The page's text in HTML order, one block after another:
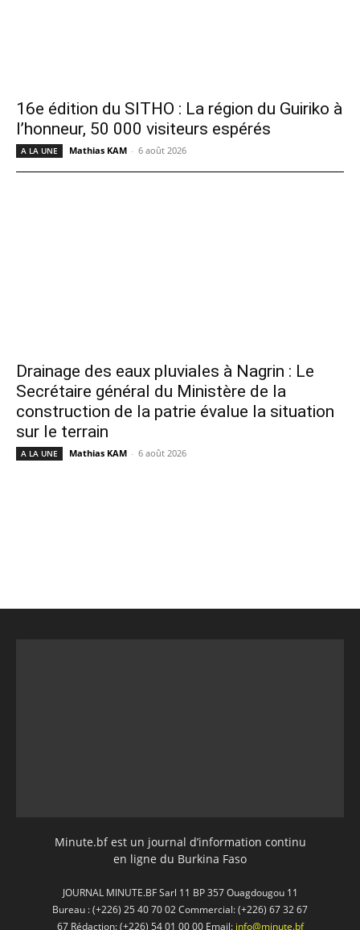
16e édition du SITHO : La région du Guiriko à
l’honneur, 50 000 visiteurs espérés
A LA UNE Mathias KAM - 6 août 2026
Drainage des eaux pluviales à Nagrin : Le
Secrétaire général du Ministère de la
construction de la patrie évalue la situation
sur le terrain
A LA UNE Mathias KAM - 6 août 2026
Minute.bf est un journal d’information continu
en ligne du Burkina Faso
JOURNAL MINUTE.BF Sarl 11 BP 357 Ouagdougou 11
Bureau : (+226) 25 40 70 02 Commercial: (+226) 67 32 67
67 Rédaction: (+226) 54 01 00 00 Email: info@minute.bf